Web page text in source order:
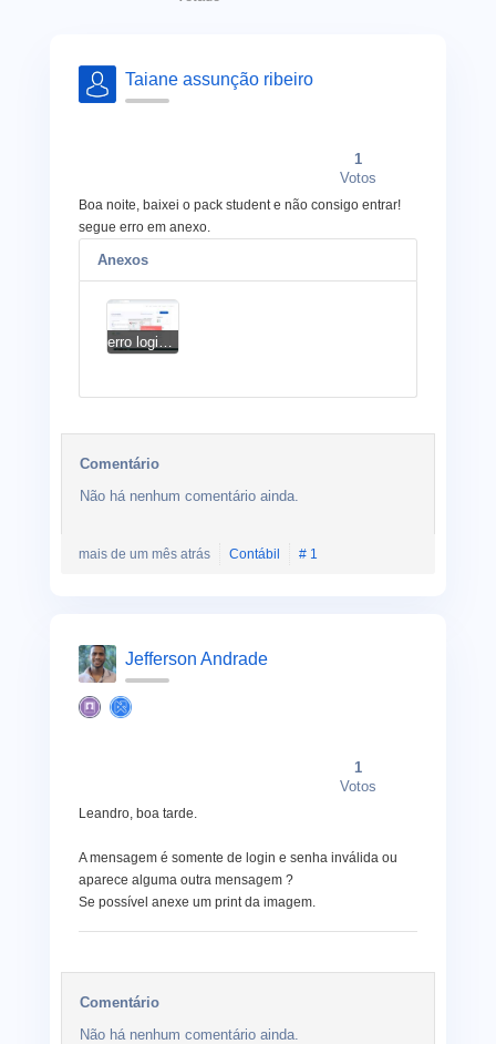
Taiane assunção ribeiro
1
Votos
Boa noite, baixei o pack student e não consigo entrar!
segue erro em anexo.
Anexos
Comentário
Não há nenhum comentário ainda.
mais de um mês atrás Contábil # 1
Jefferson Andrade
1
Votos
Leandro, boa tarde.
A mensagem é somente de login e senha inválida ou
aparece alguma outra mensagem ?
Se possível anexe um print da imagem.
Comentário
Não há nenhum comentário ainda.